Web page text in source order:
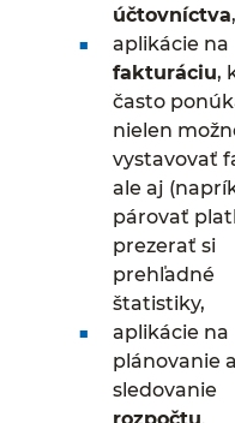
účtovníctva,
aplikácie na
fakturáciu,
často
nielen
vystavovať
ale aj
párovať
prezerať si
prehľadné
štatistiky,
aplikácie na
plánovanie a
sledovanie